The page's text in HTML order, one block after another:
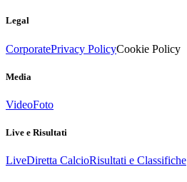
Legal
CorporatePrivacy PolicyCookie Policy
Media
VideoFoto
Live e Risultati
LiveDiretta CalcioRisultati e Classifiche